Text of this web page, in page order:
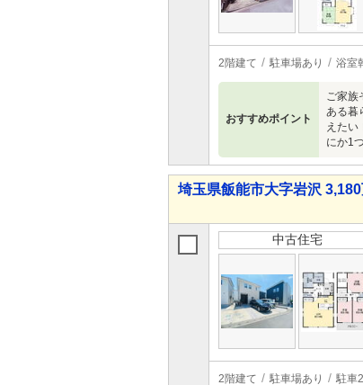
2階建て 駐車場あり 浴室
おすすめポイント
ご家族
ある暮
えたい
にか1
埼玉県飯能市大字岩沢
中古住宅
2階建て 駐車場あり 駐車